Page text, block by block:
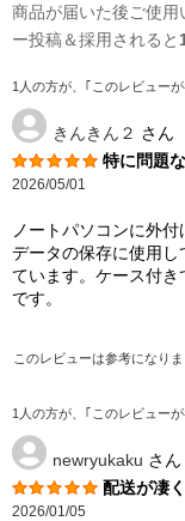
商品が届いた後ご使用
ー投稿＆採用されると
1人の方が、｢このレビュー
きんきん２ さん
特に問題
2026/05/01
ノートパソコンに外
データの保存に使用し
ています。ケース付
です。
このレビューは参考になりま
1人の方が、｢このレビュー
newryukaku さん
配送が凄
2026/01/05